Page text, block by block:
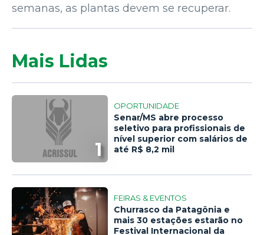
semanas, as plantas devem se recuperar.
Mais Lidas
1
OPORTUNIDADE
Senar/MS abre processo
seletivo para profissionais de
nível superior com salários de
até R$ 8,2 mil
FEIRAS & EVENTOS
Churrasco da Patagônia e
mais 30 estações estarão no
Festival Internacional da